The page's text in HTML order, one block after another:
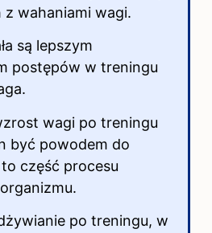
z wahaniami wagi.
są lepszym
postępów w treningu
wagi po treningu
być powodem do
część procesu
po treningu, w